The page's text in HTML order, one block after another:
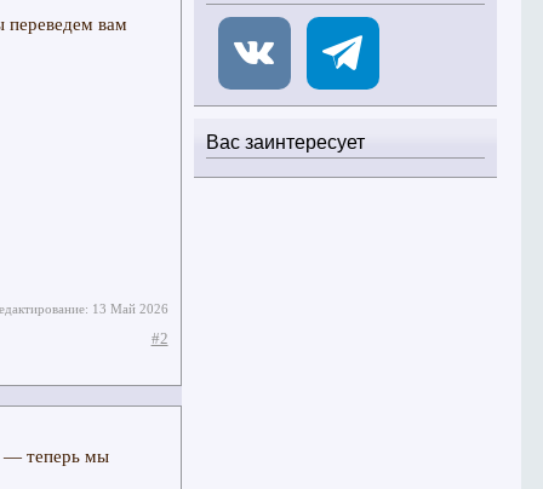
переведем вам
13 Май 2026
#2
— теперь мы
Вас заинтересует